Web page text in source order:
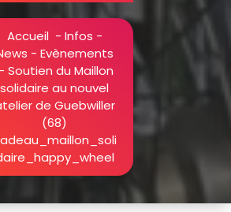
Accueil- Infos -
- Evènements
- Soutien du Maillon
solidaire au nouvel
de Guebwiller
(68)